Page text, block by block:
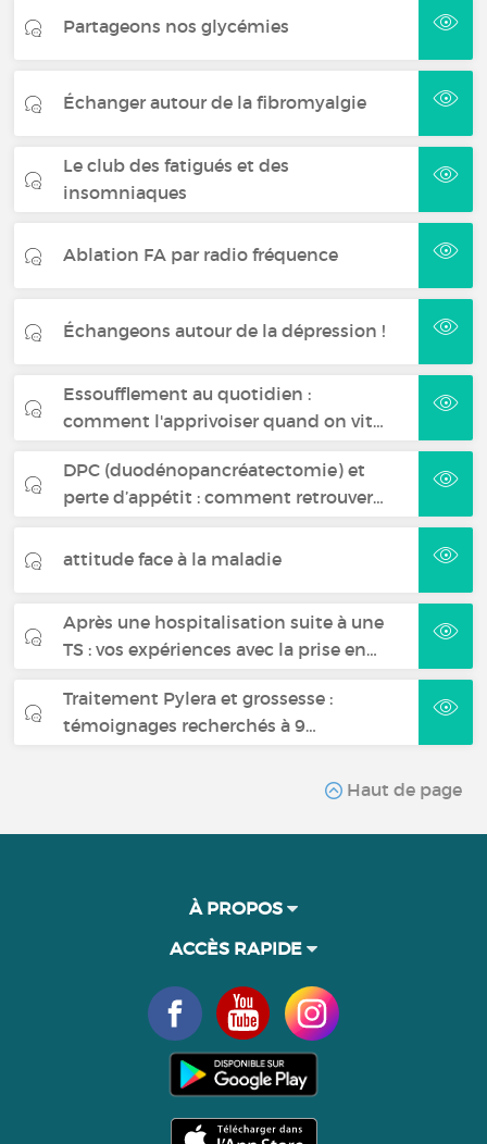
Partageons nos glycémies
Échanger autour de la fibromyalgie
Le club des fatigués et des
insomniaques
Ablation FA par radio fréquence
Échangeons autour de la dépression !
Essoufflement au quotidien :
comment l'apprivoiser quand on vit…
DPC (duodénopancréatectomie) et
perte d’appétit : comment retrouver…
attitude face à la maladie
Après une hospitalisation suite à une
TS : vos expériences avec la prise en…
Traitement Pylera et grossesse :
témoignages recherchés à 9…
Haut de page
À PROPOS
ACCÈS RAPIDE